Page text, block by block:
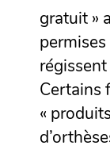
gratuit »
Certains
«